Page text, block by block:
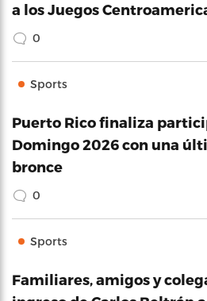
a los Juegos
0
Sports
Puerto Rico finaliza
Domingo 2026 con una
bronce
0
Sports
Familiares, amigos y